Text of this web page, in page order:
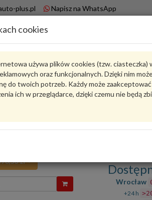
plus.pl Napisz na WhatsApp
cookies
używa plików cookies (tzw. ciasteczka)
oraz funkcjonalnych. Dzięki nim
do twoich potrzeb. Każdy może zaakceptować
ich w przeglądarce, dzięki czemu nie będą
produktu
- produkt oryginalny VW AUDI SEAT SKODA
zł
Wrocław
+24 h